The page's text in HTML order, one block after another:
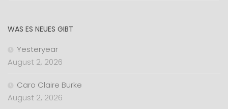
WAS ES NEUES GIBT
Yesteryear
August 2, 2026
Caro Claire Burke
August 2, 2026